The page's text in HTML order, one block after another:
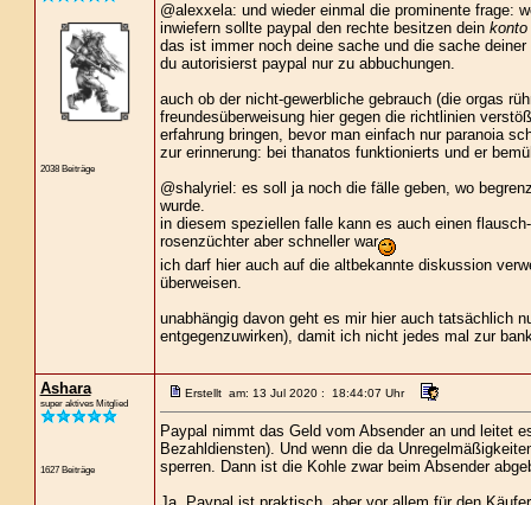
2038 Beiträge
@alexxela: und wieder einmal die prominente frage:
inwiefern sollte paypal den rechte besitzen dein konto
das ist immer noch deine sache und die sache deiner
du autorisierst paypal nur zu abbuchungen.
auch ob der nicht-gewerbliche gebrauch (die orgas
freundesüberweisung hier gegen die richtlinien
erfahrung bringen, bevor man einfach nur paranoia
zur erinnerung: bei thanatos funktionierts und er
@shalyriel: es soll ja noch die fälle geben, wo
wurde.
in diesem speziellen falle kann es auch einen
rosenzüchter aber schneller war
ich darf hier auch auf die altbekannte diskussion
überweisen.
unabhängig davon geht es mir hier auch tatsächlich
entgegenzuwirken), damit ich nicht jedes mal zur
Ashara
super aktives Mitglied
1627 Beiträge
Erstellt am: 13 Jul 2020 : 18:44:07 Uhr
Paypal nimmt das Geld vom Absender an und leitet
Bezahldiensten). Und wenn die da
sperren. Dann ist die Kohle zwar beim Absender